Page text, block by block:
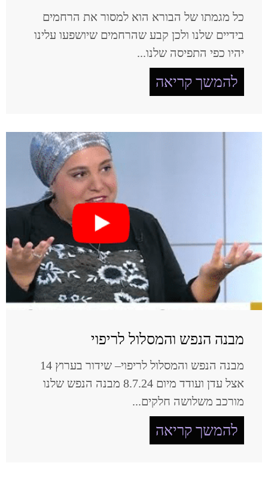
כל מגמתו של הבורא הוא למסור את הרחמים
בידיים שלנו ולכן קבע שהרחמים שיושפעו עלינו
יהיו כפי התפיסה שלנו...
להמשך קריאה
מבנה הנפש והמסלול לריפוי
מבנה הנפש והמסלול לריפוי– שידור בערוץ 14
אצל עדן ועודד מיום 8.7.24 מבנה הנפש שלנו
מורכב משלושה חלקים...
להמשך קריאה